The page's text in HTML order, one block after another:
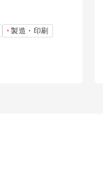
製造・印刷